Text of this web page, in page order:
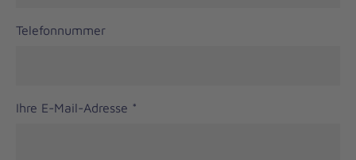
Telefonnummer
Ihre E-Mail-Adresse *